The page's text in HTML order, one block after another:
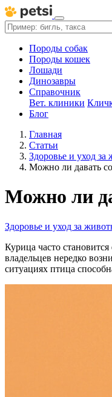
Породы собак
Породы кошек
Лошади
Динозавры
Справочник
Вет. клиники
Блог
Главная
Статьи
Здоровье и уход
Можно ли давать
Можно ли
Здоровье и уход за
Курица часто
владельцев нередко
ситуациях птица